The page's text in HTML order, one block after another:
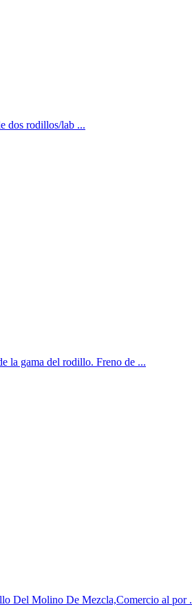
dos rodillos/lab ...
la gama del rodillo. Freno de ...
Del Molino De Mezcla,Comercio al por .